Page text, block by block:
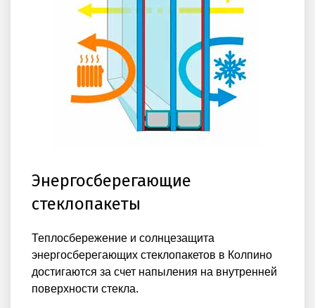
Энергосберегающие
стеклопакеты
Теплосбережение и солнцезащита
энергосберегающих стеклопакетов в Колпино
достигаются за счет напыления на внутренней
поверхности стекла.